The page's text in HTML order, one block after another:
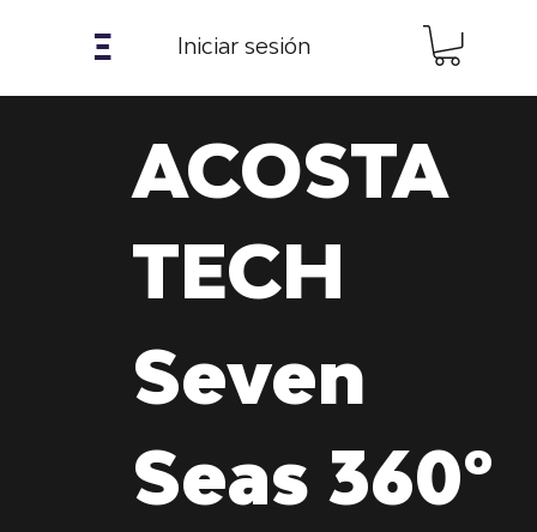
𝝣 Iniciar sesión
ACOSTA
TECH
Seven
Seas 360º